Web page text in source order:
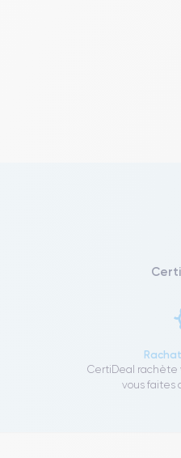
CertiDeal rachète
vous faites